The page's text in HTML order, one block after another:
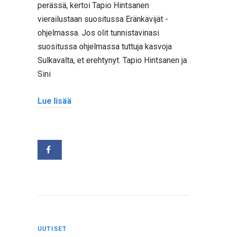
perässä, kertoi Tapio Hintsanen
vierailustaan suositussa Eränkävijät -
ohjelmassa. Jos olit tunnistavinasi
suositussa ohjelmassa tuttuja kasvoja
Sulkavalta, et erehtynyt. Tapio Hintsanen ja
Sini
Lue lisää
UUTISET